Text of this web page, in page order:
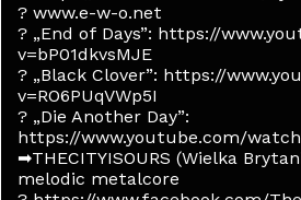
? www.e-w-o.net
? „End of Days”: https://
v=bP01dkvsMJE
? „Black Clover”: https://
v=RO6PUqVWp5I
? „Die Another Day”:
https://www.youtube.com/
➡THECITYISOURS (Wielka
melodic metalcore